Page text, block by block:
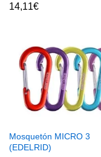
14,11€
Mosquetón MICRO 3
(EDELRID)